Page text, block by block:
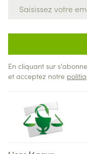
En cliquant sur
et acceptez notre